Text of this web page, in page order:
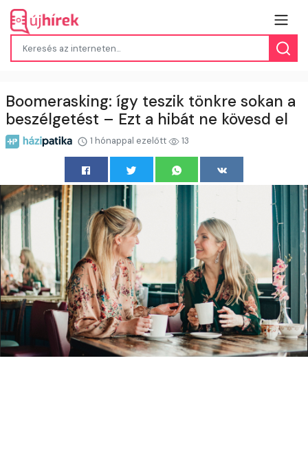
Boomerasking: így teszik tönkre sokan a
beszélgetést – Ezt a hibát ne kövesd el
1 hónappal ezelőtt 13